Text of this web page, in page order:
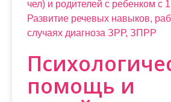
чел) и родителей с ребенком с
Развитие речевых навыков,
случаях диагноза ЗРР, ЗПРР
помощь и